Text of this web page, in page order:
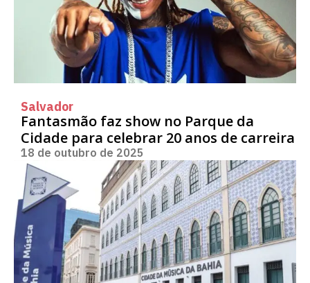
Salvador
Fantasmão faz show no Parque da
Cidade para celebrar 20 anos de carreira
18 de outubro de 2025